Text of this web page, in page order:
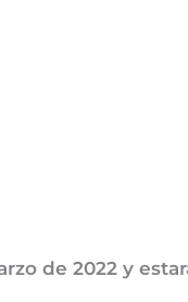
de 2022 y